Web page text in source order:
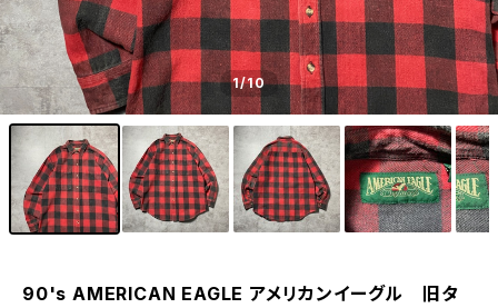
1/10
90's AMERICAN EAGLE アメリカンイーグル 旧タ